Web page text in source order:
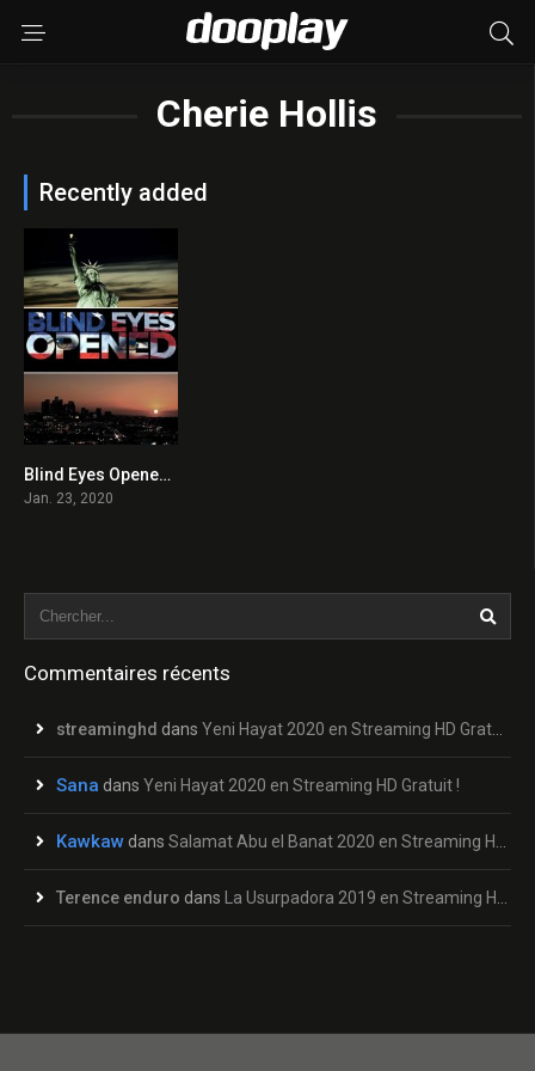
Cherie Hollis
Recently added
7.0
Blind Eyes Opened 2020 en Streaming HD Gratuit !
Jan. 23, 2020
Commentaires récents
streaminghd dans Yeni Hayat 2020 en Streaming HD Gratuit !
Sana dans Yeni Hayat 2020 en Streaming HD Gratuit !
Kawkaw dans Salamat Abu el Banat 2020 en Streaming HD Gratuit !
Terence enduro dans La Usurpadora 2019 en Streaming HD Gratuit !